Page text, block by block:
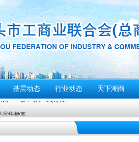
基层动态 行业动态 天下潮商
园——致全市企业家的...
注意防范
段实行“四停”